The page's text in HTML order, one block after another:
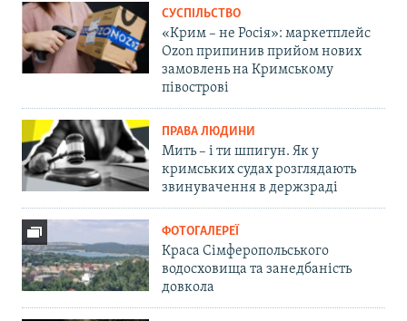
СУСПІЛЬСТВО
«Крим – не Росія»: маркетплейс
Ozon припинив прийом нових
замовлень на Кримському
півострові
ПРАВА ЛЮДИНИ
Мить – і ти шпигун. Як у
кримських судах розглядають
звинувачення в держзраді
ФОТОГАЛЕРЕЇ
Краса Сімферопольського
водосховища та занедбаність
довкола